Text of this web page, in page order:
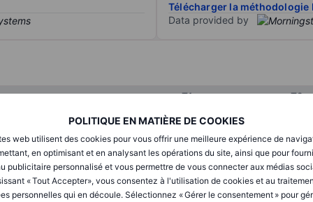
POLITIQUE EN MATIÈRE DE COOKIES
web utilisent des cookies pour vous offrir une meilleure expérience de
en optimisant et en analysant les opérations du site, ainsi que pour
publicitaire personnalisé et vous permettre de vous connecter aux médias
« Tout Accepter», vous consentez à l'utilisation de cookies et au
personnelles qui en découle. Sélectionnez « Gérer le consentement » pour
Télécharger la méthodologie
Data provided by
T1 T2
XXXXXXX XXXXXXX
XXXXXXX XXXXXXX
XXXXXXX XXXXXXX